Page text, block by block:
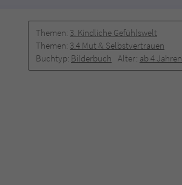
Themen: 3. Kindliche Gefühlswelt
Themen: 3.4 Mut & Selbstvertrauen
Buchtyp: Bilderbuch Alter: ab 4 Jahren